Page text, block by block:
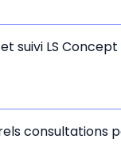
suivi LS Concept
consultations